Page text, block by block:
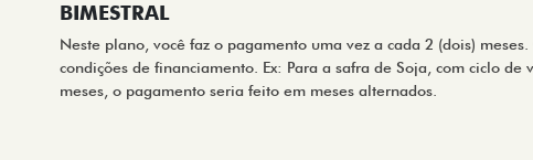
BIMESTRAL
Neste plano, você faz o pagamento uma vez a cada 2 (dois)
condições de financiamento. Ex: Para a safra de Soja, com ciclo de
meses, o pagamento seria feito em meses alternados.